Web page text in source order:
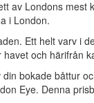
av Londons
i London.
Ett helt varv i
och härifrån
bokade båttur
Eye. Denna